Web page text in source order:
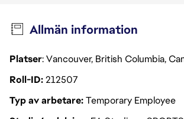
Allmän information
Platser: Vancouver, British Columbia,
Roll-ID212507
Typ av arbetareTemporary Employee